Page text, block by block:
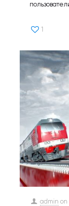
1
admin on